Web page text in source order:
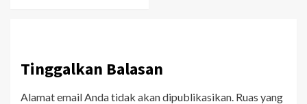
Tinggalkan Balasan
Alamat email Anda tidak akan dipublikasikan. Ruas yang